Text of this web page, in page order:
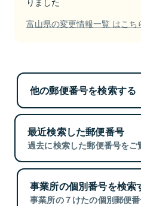
富山県の変更情報一覧 はこち
他の郵便番号を検索する
最近検索した郵便番号
過去に検索した郵便番号をご
事業所の個別番号を検索
事業所の７けたの個別郵便番